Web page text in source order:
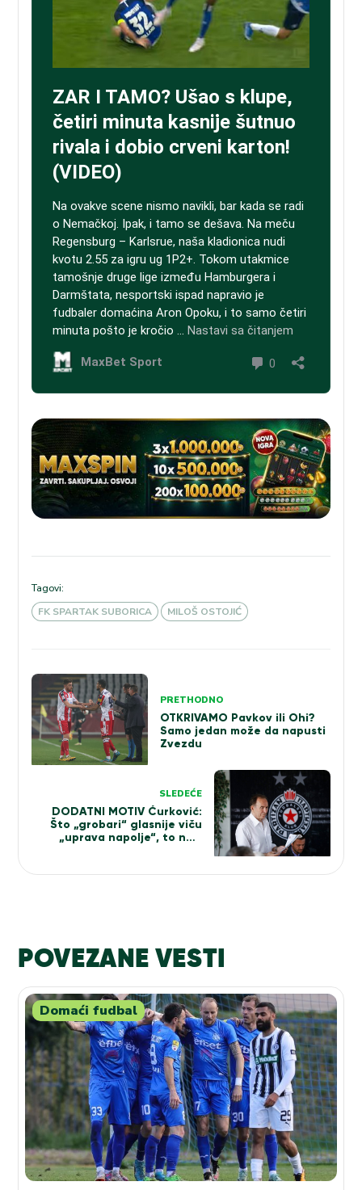
Tagovi:
FK SPARTAK SUBORICA
MILOŠ OSTOJIĆ
Kretanje
članka
PRETHODNO
OTKRIVAMO Pavkov ili Ohi?
Samo jedan može da napusti
Zvezdu
SLEDEĆE
DODATNI MOTIV Ćurković:
Što „grobari“ glasnije viču
„uprava napolje“, to naši
POVEZANE VESTI
Domaći fudbal